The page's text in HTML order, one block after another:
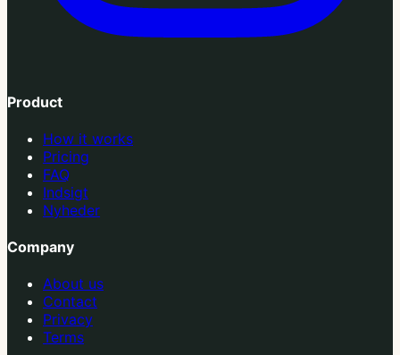
Product
How it works
Pricing
FAQ
Indsigt
Nyheder
Company
About us
Contact
Privacy
Terms